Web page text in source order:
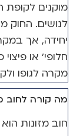
מוקנים
לנושים. החוק
יחידה, אך
חלופי' או
מקרה לגופו
מה קורה לחוב
חוב מזונות